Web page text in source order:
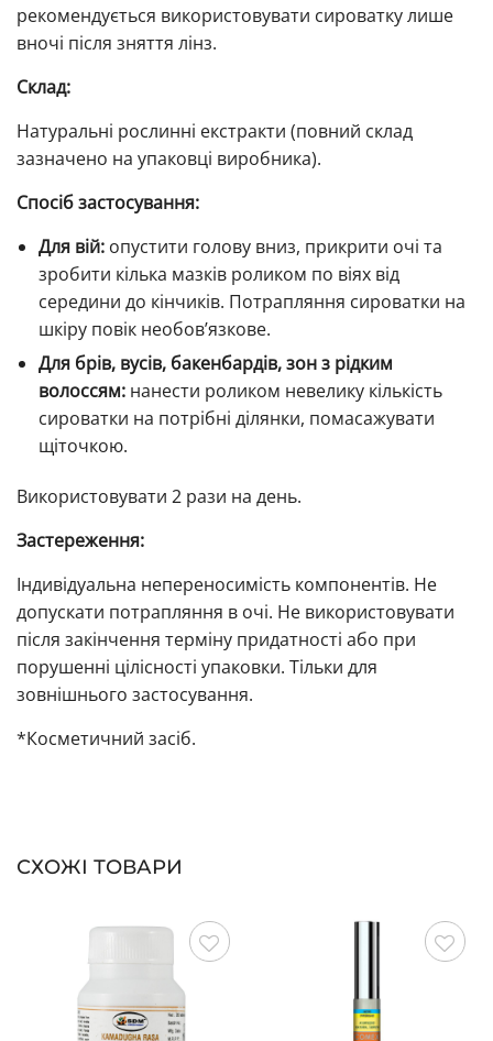
рекомендується використовувати сироватку лише
вночі після зняття лінз.
Склад:
Натуральні рослинні екстракти (повний склад
зазначено на упаковці виробника).
Спосіб застосування:
Для вій: опустити голову вниз, прикрити очі та
зробити кілька мазків роликом по віях від
середини до кінчиків. Потрапляння сироватки на
шкіру повік необов’язкове.
Для брів, вусів, бакенбардів, зон з рідким
волоссям: нанести роликом невелику кількість
сироватки на потрібні ділянки, помасажувати
щіточкою.
Використовувати 2 рази на день.
Застереження:
Індивідуальна непереносимість компонентів. Не
допускати потрапляння в очі. Не використовувати
після закінчення терміну придатності або при
порушенні цілісності упаковки. Тільки для
зовнішнього застосування.
*Косметичний засіб.
СХОЖІ ТОВАРИ
Зберегти